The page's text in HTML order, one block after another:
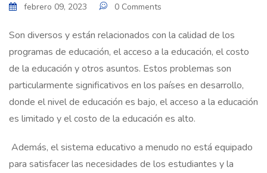
febrero 09, 2023
0 Comments
Son diversos y están relacionados con la calidad de los
programas de educación, el acceso a la educación, el costo
de la educación y otros asuntos. Estos problemas son
particularmente significativos en los países en desarrollo,
donde el nivel de educación es bajo, el acceso a la educación
es limitado y el costo de la educación es alto.
Además, el sistema educativo a menudo no está equipado
para satisfacer las necesidades de los estudiantes y la